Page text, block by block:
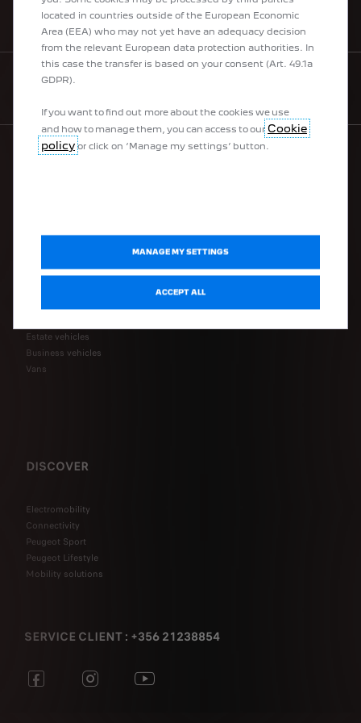
BOOK A TEST DRIVE
Plug-in hybrid vehicles
Peugeot Sport Engineered
Estate vehicles
Business vehicles
Vans
DISCOVER
Electromobility
Connectivity
Peugeot Sport
Peugeot Lifestyle
Mobility solutions
SERVICE CLIENT : +356 21238854
located in countries outside of the European Economic
Area (EEA) who may not yet have an adequacy decision
from the relevant European data protection authorities. In
this case the transfer is based on your consent (Art. 49.1a
GDPR).
If you want to find out more about the cookies we use
and how to manage them, you can access to our Cookie
policy or click on ‘Manage my settings’ button.
MANAGE MY SETTINGS
ACCEPT ALL